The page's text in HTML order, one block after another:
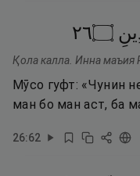
۝٦٢
Қола калла. Инна маъия
Мӯсо гуфт: «Чунин
ман бо ман аст, ба
26:62